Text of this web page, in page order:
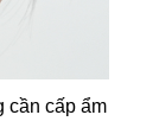
cần cấp ẩm